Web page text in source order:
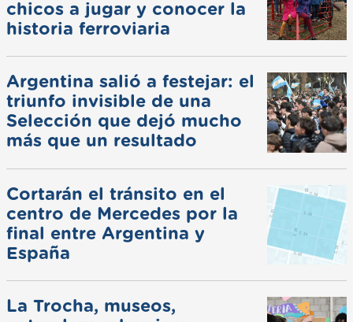
chicos a jugar y conocer la
historia ferroviaria
Argentina salió a festejar: el
triunfo invisible de una
Selección que dejó mucho
más que un resultado
Cortarán el tránsito en el
centro de Mercedes por la
final entre Argentina y
España
La Trocha, museos,